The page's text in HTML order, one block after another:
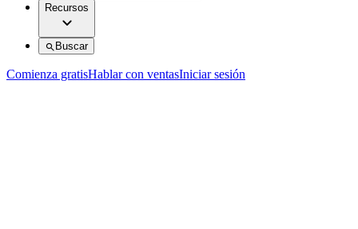
Recursos
Buscar
Comienza gratisHablar con ventasIniciar sesión